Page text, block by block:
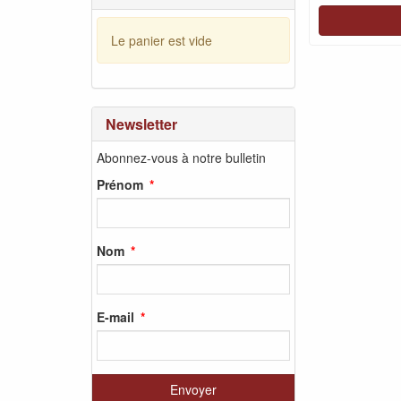
Le panier est vide
Newsletter
Abonnez-vous à notre bulletin
Prénom
Nom
E-mail